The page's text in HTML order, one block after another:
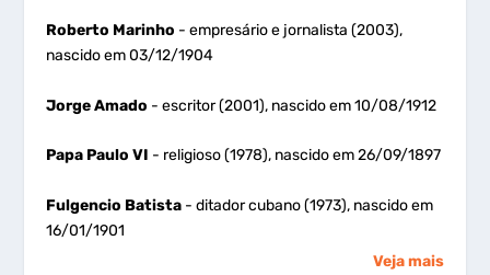
Roberto Marinho - empresário e jornalista (2003),
nascido em 03/12/1904
Jorge Amado - escritor (2001), nascido em 10/08/1912
Papa Paulo VI - religioso (1978), nascido em 26/09/1897
Fulgencio Batista - ditador cubano (1973), nascido em
16/01/1901
Veja mais